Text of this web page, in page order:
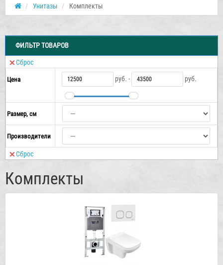
Унитазы Комплекты
ФИЛЬТР ТОВАРОВ
Сброс
Цена руб. - руб.
Размер, см
Производители
Сброс
Комплекты